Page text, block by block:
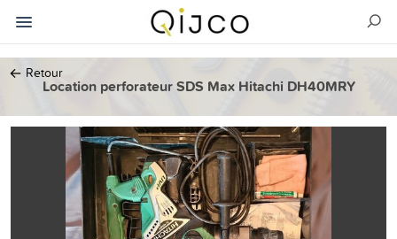
← Retour
Location perforateur SDS Max Hitachi DH40MRY